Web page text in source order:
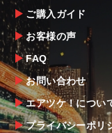
当社ならび
全を期すよう
万一、商品
後5日以内に
なお、塗装
理由を問わ
商品の不具
ご購入ガイド
お客様の声
FAQ
お問い合わせ
エアツケ！につい
プライバシーポリ